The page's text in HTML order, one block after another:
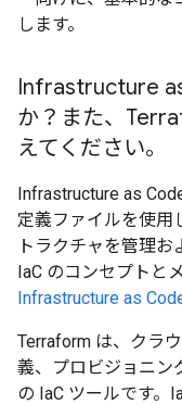
します。
Infrastructure
か？また、
えてください。
Infrastructure as
定義ファイルを使用
トラクチャを管理お
IaC のコンセプトと
Infrastructure as
Terraform は、クラ
義、プロビジョニン
の IaC ツールです。